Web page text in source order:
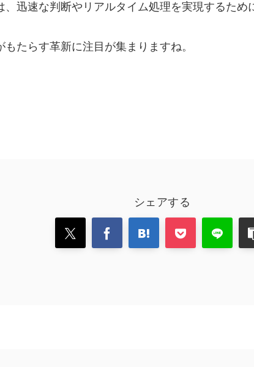
、迅速な判断やリアルタイム処理を実現するため
たらす革新に注目が集まりますね。
シェアする